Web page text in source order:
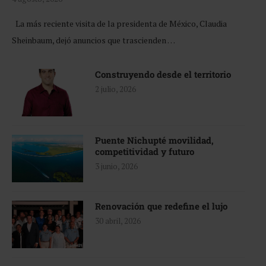
La más reciente visita de la presidenta de México, Claudia
Sheinbaum, dejó anuncios que trascienden …
Construyendo desde el territorio
2 julio, 2026
Puente Nichupté movilidad,
competitividad y futuro
3 junio, 2026
Renovación que redefine el lujo
30 abril, 2026